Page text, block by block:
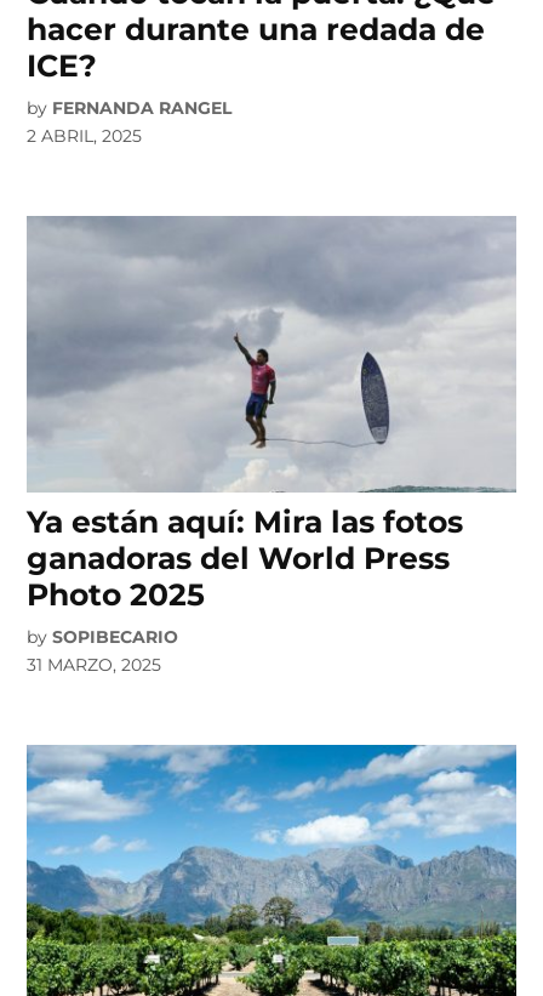
hacer durante una redada de
ICE?
by FERNANDA RANGEL
2 ABRIL, 2025
Ya están aquí: Mira las fotos
ganadoras del World Press
Photo 2025
by SOPIBECARIO
31 MARZO, 2025